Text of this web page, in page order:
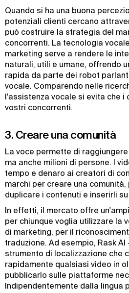
Quando si ha una buona
potenziali clienti cercano
può costruire la strategia del
concorrenti. La tecnologia
marketing serve a rendere le
naturali, utili e umane, offrendo
rapida da parte dei robot
vocale. Comparendo nelle
l'assistenza vocale si evita che i
vostri concorrenti.
3. Creare una comunità
La voce permette di
ma anche milioni di persone. I
tempo e denaro ai creatori di
marchi per creare una comunità,
duplicare i contenuti e inserirli
In effetti, il mercato offre
per chiunque voglia utilizzare la
di marketing, per il
traduzione. Ad esempio, Rask
strumento di localizzazione che
rapidamente qualsiasi video in
pubblicarlo sulle piattaforme
Indipendentemente dalla lingua